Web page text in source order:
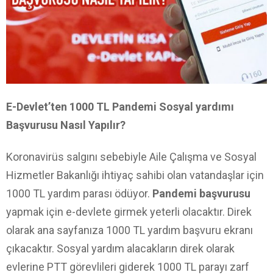
E-Devlet’ten 1000 TL Pandemi Sosyal yardımı
Başvurusu Nasıl Yapılır?
Koronavirüs salgını sebebiyle Aile Çalışma ve Sosyal
Hizmetler Bakanlığı ihtiyaç sahibi olan vatandaşlar için
1000 TL yardım parası ödüyor. Pandemi başvurusu
yapmak için e-devlete girmek yeterli olacaktır. Direk
olarak ana sayfanıza 1000 TL yardım başvuru ekranı
çıkacaktır. Sosyal yardım alacakların direk olarak
evlerine PTT görevlileri giderek 1000 TL parayı zarf